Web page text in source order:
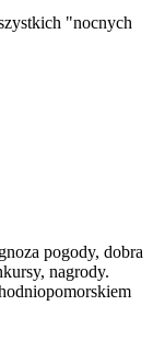
"nocnych
pogody, dobra
nagrody.